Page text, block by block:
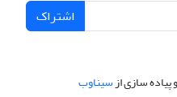
اشتراک
سازی ازسیناوب